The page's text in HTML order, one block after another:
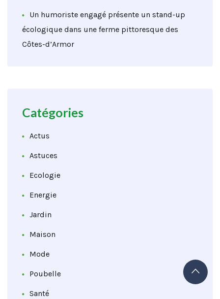
Un humoriste engagé présente un stand-up
écologique dans une ferme pittoresque des
Côtes-d’Armor
Catégories
Actus
Astuces
Ecologie
Energie
Jardin
Maison
Mode
Poubelle
Santé